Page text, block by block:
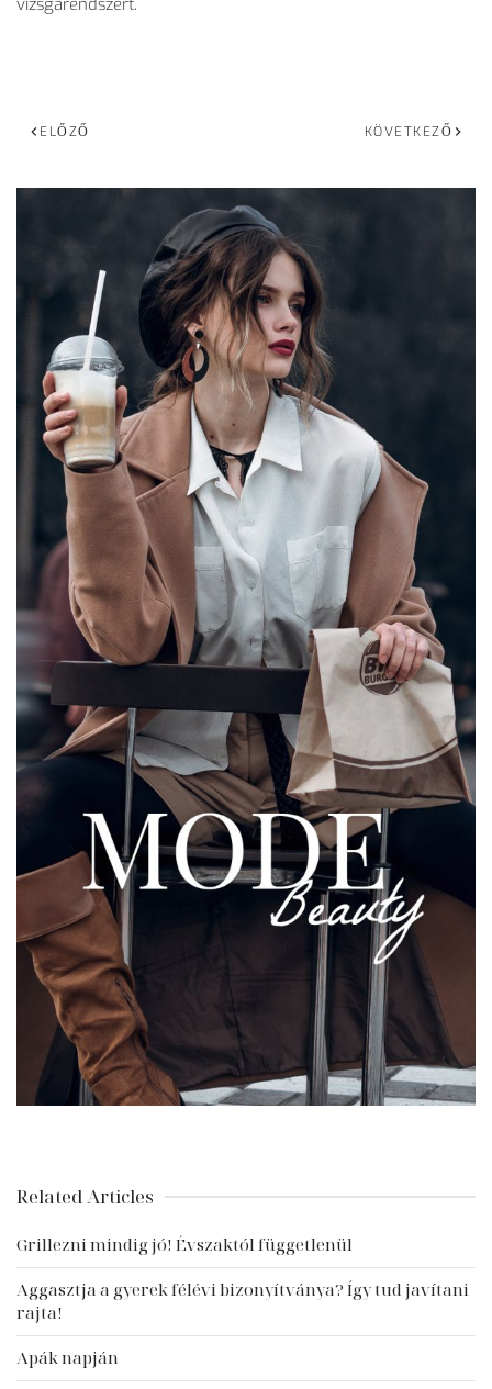
vizsgarendszert.
ELŐZŐ KÖVETKEZŐ
Related Articles
Grillezni mindig jó! Évszaktól függetlenül
Aggasztja a gyerek félévi bizonyítványa? Így tud javítani
rajta!
Apák napján